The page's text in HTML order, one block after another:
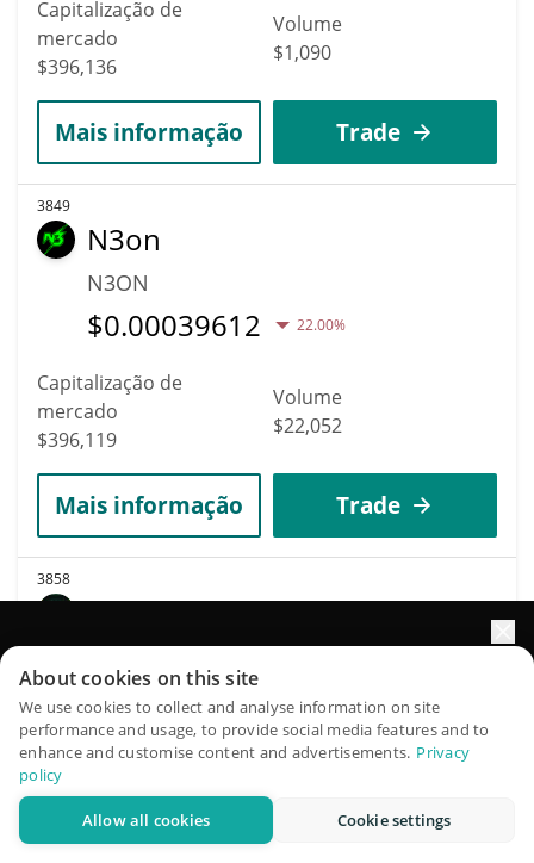
Capitalização de
mercado
$396,136
Volume
$1,090
Mais informação Trade
3849
N3on
N3ON
$0.00039612 22.00%
Capitalização de
mercado
$396,119
Volume
$22,052
Mais informação Trade
3858
The White Bull
LEVI
$0.00039753 9.20%
Capitalização de
mercado
$396,059
QuantPilot é uma plataforma completa de estratégias onde
agentes autônomos criam, fazem backtest e otimizam suas
estratégias e conduzem pesquisas de mercado
Experimente grátis
About cookies on this site
We use cookies to collect and analyse information on site
performance and usage, to provide social media features and to
enhance and customise content and advertisements. Privacy
policy
Allow all cookies Cookie settings